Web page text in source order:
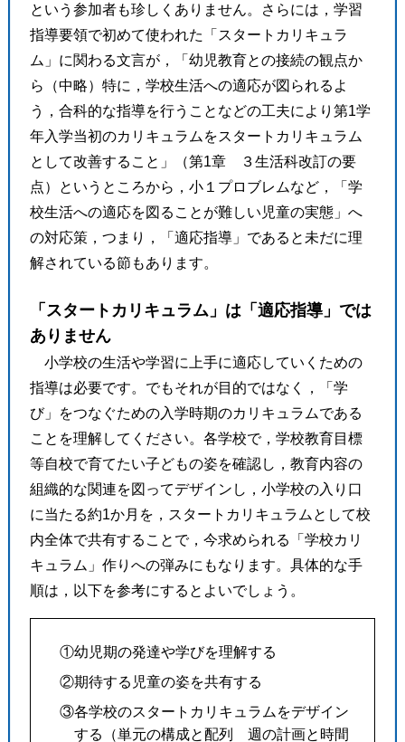
という参加者も珍しくありません。さらには，学習
指導要領で初めて使われた「スタートカリキュラ
ム」に関わる文言が，「幼児教育との接続の観点か
ら（中略）特に，学校生活への適応が図られるよ
う，合科的な指導を行うことなどの工夫により第1学
年入学当初のカリキュラムをスタートカリキュラム
として改善すること」（第1章 ３生活科改訂の要
点）というところから，小１プロブレムなど，「学
校生活への適応を図ることが難しい児童の実態」へ
の対応策，つまり，「適応指導」であると未だに理
解されている節もあります。
「スタートカリキュラム」は「適応指導」では
ありません
小学校の生活や学習に上手に適応していくための
指導は必要です。でもそれが目的ではなく，「学
び」をつなぐための入学時期のカリキュラムである
ことを理解してください。各学校で，学校教育目標
等自校で育てたい子どもの姿を確認し，教育内容の
組織的な関連を図ってデザインし，小学校の入り口
に当たる約1か月を，スタートカリキュラムとして校
内全体で共有することで，今求められる「学校カリ
キュラム」作りへの弾みにもなります。具体的な手
順は，以下を参考にするとよいでしょう。
①幼児期の発達や学びを理解する
②期待する児童の姿を共有する
③各学校のスタートカリキュラムをデザイン
する（単元の構成と配列 週の計画と時間